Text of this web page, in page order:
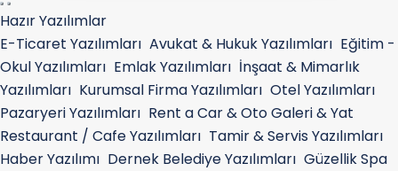
Hazır Yazılımlar
E-Ticaret Yazılımları Avukat & Hukuk Yazılımları Eğitim -
Okul Yazılımları Emlak Yazılımları İnşaat & Mimarlık
Yazılımları Kurumsal Firma Yazılımları Otel Yazılımları
Pazaryeri Yazılımları Rent a Car & Oto Galeri & Yat
Restaurant / Cafe Yazılımları Tamir & Servis Yazılımları
Haber Yazılımı Dernek Belediye Yazılımları Güzellik Spa